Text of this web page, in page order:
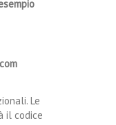
Le
il codice